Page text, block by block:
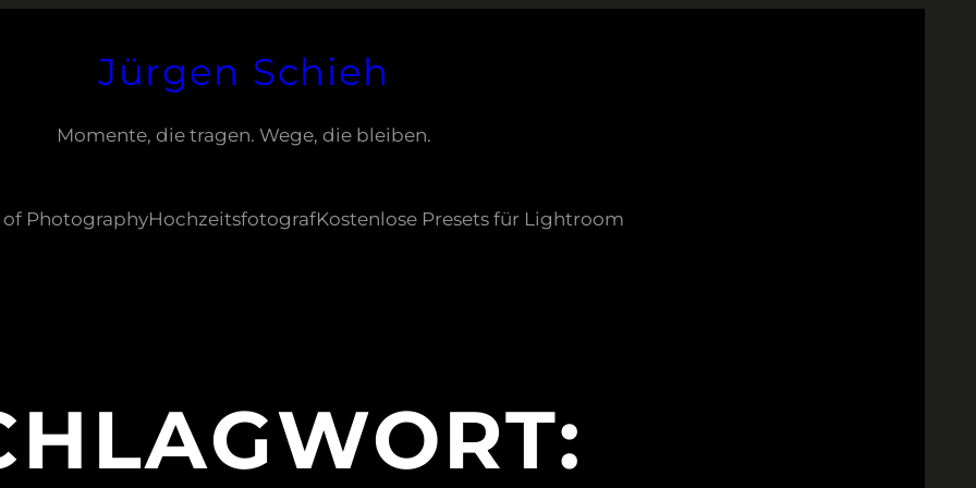
Jürgen Schieh
Momente, die tragen. Wege, die bleiben.
of PhotographyHochzeitsfotografKostenlose Presets für Lightroom